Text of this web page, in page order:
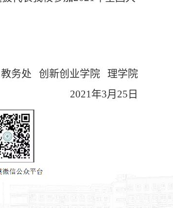
教务处 创新创业学院 理学院
2021年3月25日